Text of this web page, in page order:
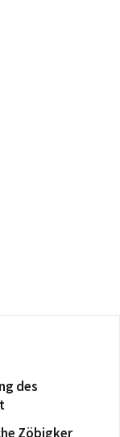
des
Zöbigker